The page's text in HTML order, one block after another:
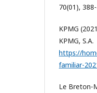
70(01),
KPMG
KPMG, S.A.
https://
familiar-
Le Breton-